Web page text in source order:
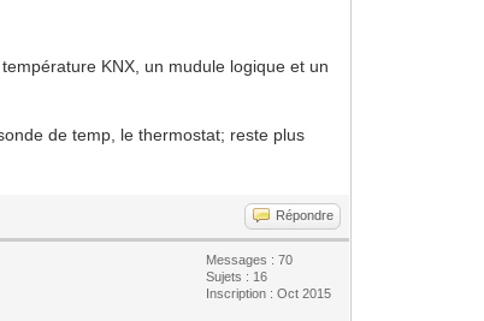
KNX, un mudule logique et un
de temp, le thermostat; reste plus
Répondre
Messages : 70
Sujets : 16
Inscription : Oct 2015